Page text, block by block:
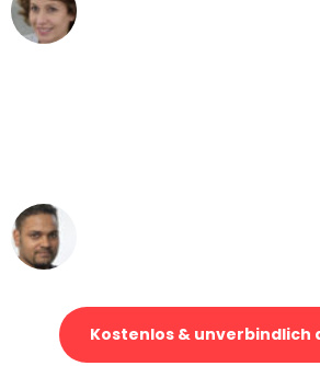
Kostenlos & unverbindlich